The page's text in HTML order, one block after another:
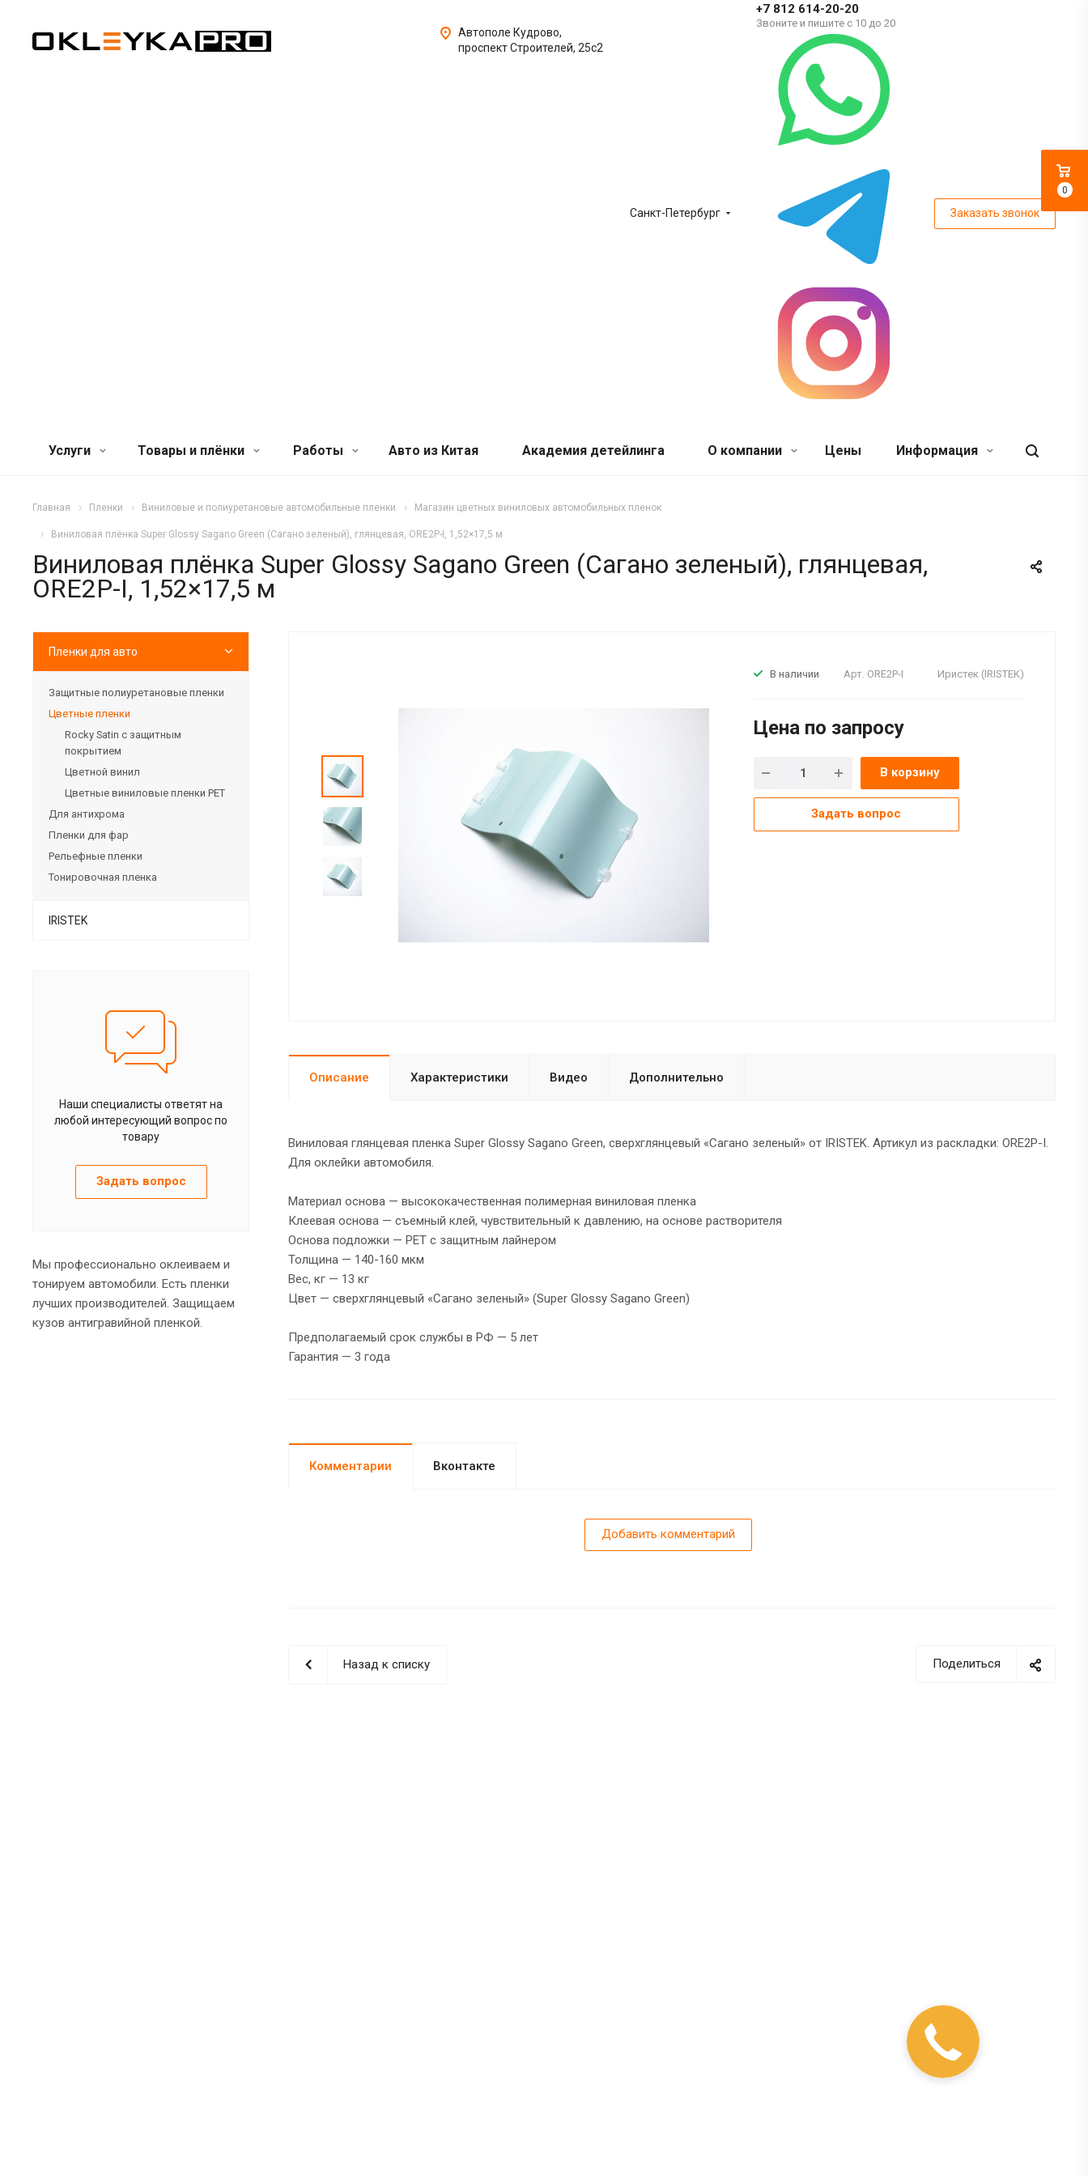
Санкт-Петербург
+7 812 614-20-20
Звоните и пишите с 10 до 20
Заказать звонок
Автополе Кудрово,
проспект Строителей, 25с2
Услуги Товары и плёнки Работы Авто из Китая Академия детейлинга О компании Цены Информация
Главная Пленки Виниловые и полиуретановые автомобильные пленки Магазин цветных виниловых автомобильных пленок
Виниловая плёнка Super Glossy Sagano Green (Сагано зеленый), глянцевая, ORE2P-I, 1,52×17,5 м
Виниловая плёнка Super Glossy Sagano Green (Сагано зеленый), глянцевая,
ORE2P-I, 1,52×17,5 м
В наличии Арт. ORE2P-I Иристек (IRISTEK)
Цена по запросу
В корзину
Задать вопрос
Описание Характеристики Видео Дополнительно
Виниловая глянцевая пленка Super Glossy Sagano Green, сверхглянцевый «Сагано зеленый» от IRISTEK. Артикул из раскладки: ORE2P-I.
Для оклейки автомобиля.
Материал основа — высококачественная полимерная виниловая пленка
Клеевая основа — съемный клей, чувствительный к давлению, на основе растворителя
Основа подложки — PET с защитным лайнером
Толщина — 140-160 мкм
Вес, кг — 13 кг
Цвет — сверхглянцевый «Сагано зеленый» (Super Glossy Sagano Green)
Предполагаемый срок службы в РФ — 5 лет
Гарантия — 3 года
Комментарии Вконтакте
Добавить комментарий
Поделиться
Назад к списку
Пленки для авто
Защитные полиуретановые пленки
Цветные пленки
Rocky Satin с защитным
покрытием
Цветной винил
Цветные виниловые пленки PET
Для антихрома
Пленки для фар
Рельефные пленки
Тонировочная пленка
IRISTEK
Наши специалисты ответят на
любой интересующий вопрос по
товару
Задать вопрос
Мы профессионально оклеиваем и
тонируем автомобили. Есть пленки
лучших производителей. Защищаем
кузов антигравийной пленкой.
0